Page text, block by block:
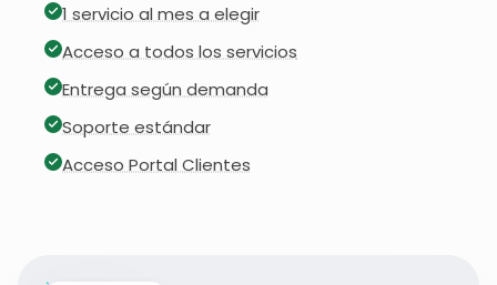
1 servicio al mes a elegir
Acceso a todos los servicios
Entrega según demanda
Soporte estándar
Acceso Portal Clientes